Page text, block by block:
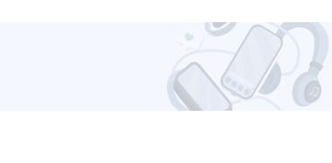
Двойной шарикоподшипник